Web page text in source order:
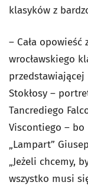
klasyków z
– Cała opowieść
wrocławskiego
przedstawiającej
Stokłosy –
Tancrediego
Viscontiego –
„Lampart”
„Jeżeli chcemy,
wszystko musi